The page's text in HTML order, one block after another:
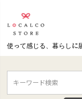
使って感じる、暮らしに